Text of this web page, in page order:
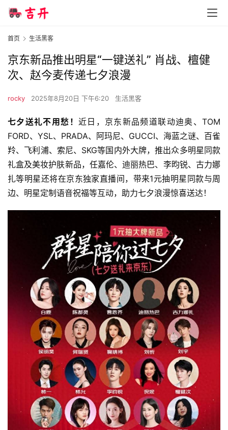
首页 生活黑客
京东新品推出明星“一键送礼” 肖战、檀健
次、赵今麦传递七夕浪漫
rocky 2025年8月20日 下午6:20 生活黑客
七夕送礼不用愁！ 近日，京东新品频道联动迪奥、TOM
FORD、YSL、PRADA、阿玛尼、GUCCI、海蓝之谜、百雀
羚、飞利浦、索尼、SKG等国内外大牌，推出众多明星同款
礼盒及美妆护肤新品，任嘉伦、迪丽热巴、李昀锐、古力娜
扎等明星还将在京东独家直播间，带来1元抽明星同款与周
边、明星定制语音祝福等互动，助力七夕浪漫惊喜送达！